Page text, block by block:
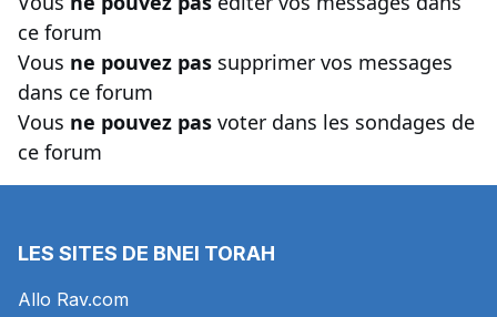
ce forum
Vous ne pouvez pas supprimer vos messages
dans ce forum
Vous ne pouvez pas voter dans les sondages de
ce forum
LES SITES DE BNEI TORAH
Allo Rav.com